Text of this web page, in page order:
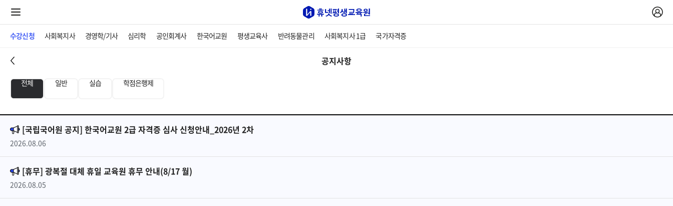
수강신청 사회복지사 경영학/기사 심리학 공인회계사 한국어교원 평생교육사 반려동물관리 사회복지사 1급 국가자격증
공지사항
전체 일반 실습 학점은행제
[국립국어원 공지] 한국어교원 2급 자격증 심사 신청안내_2026년 2차
2026.08.06
[휴무] 광복절 대체 휴일 교육원 휴무 안내(8/17 월)
2026.08.05